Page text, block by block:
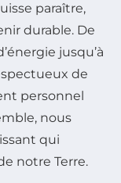
paraître,
durable. De
jusqu’à
de
personnel
nous
qui
notre Terre.